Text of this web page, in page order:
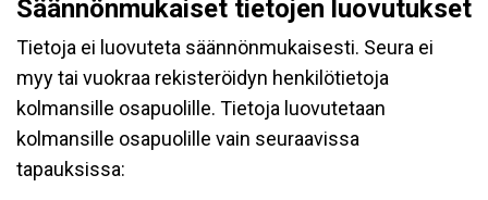
Säännönmukaiset tietojen luovutukset
Tietoja ei luovuteta säännönmukaisesti. Seura ei
myy tai vuokraa rekisteröidyn henkilötietoja
kolmansille osapuolille. Tietoja luovutetaan
kolmansille osapuolille vain seuraavissa
tapauksissa: